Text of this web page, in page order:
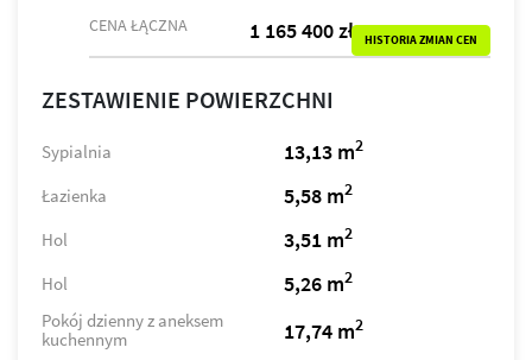
CENA ŁĄCZNA 1 165 400 zł HISTORIA ZMIAN CEN
ZESTAWIENIE POWIERZCHNI
Sypialnia 13,13 m2
Łazienka 5,58 m2
Hol 3,51 m2
Hol 5,26 m2
Pokój dzienny z aneksem
kuchennym
17,74 m2